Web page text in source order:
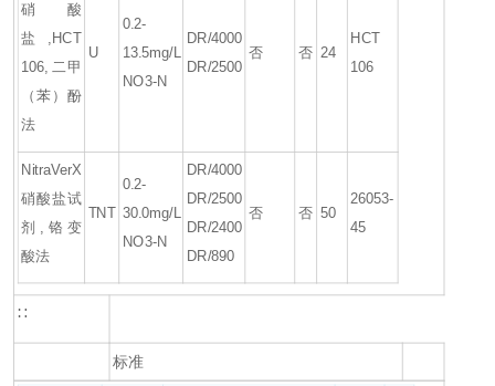
硝酸
盐,HCT
106, 二甲
（苯）酚
法
U
0.2-
13.5mg/L
NO3-N
DR/4000
DR/2500
否 否 24
HCT
106
NitraVerX
硝酸盐试
剂,铬变
酸法
TNT
0.2-
30.0mg/L
NO3-N
DR/4000
DR/2500
DR/2400
DR/890
否 否 50
26053-
45
∷
标准